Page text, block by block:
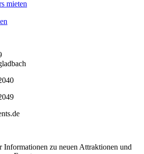
mieten
Informationen zu neuen Attraktionen und